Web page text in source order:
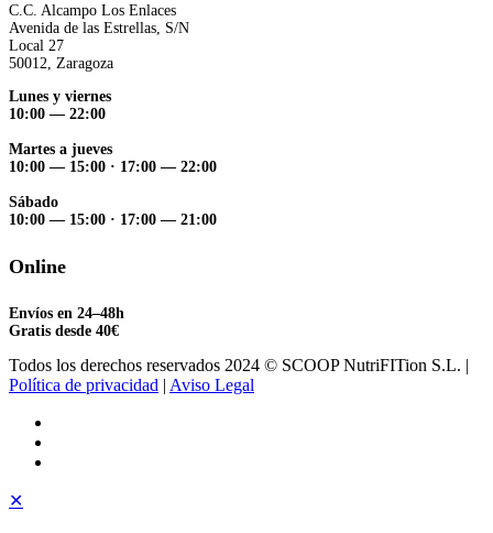
C.C. Alcampo Los Enlaces
Avenida de las Estrellas, S/N
Local 27
50012, Zaragoza
Lunes y viernes
10:00 — 22:00
Martes a jueves
10:00 — 15:00 · 17:00 — 22:00
Sábado
10:00 — 15:00 · 17:00 — 21:00
Online
Envíos en 24–48h
Gratis desde 40€
Todos los derechos reservados 2024 © SCOOP NutriFITion S.L. |
Política de privacidad | Aviso Legal
✕